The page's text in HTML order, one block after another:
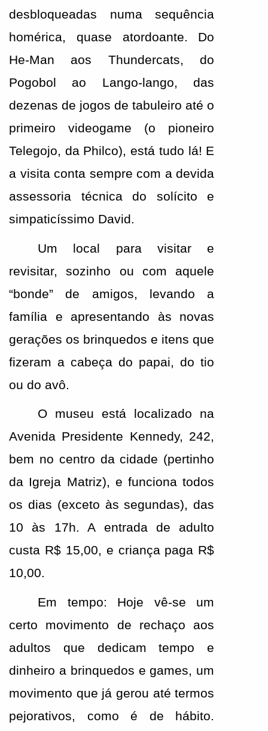
desbloqueadas numa sequência
homérica, quase atordoante. Do
He-Man aos Thundercats, do
Pogobol ao Lango-lango, das
dezenas de jogos de tabuleiro até o
primeiro videogame (o pioneiro
Telegojo, da Philco), está tudo lá! E
a visita conta sempre com a devida
assessoria técnica do solícito e
simpaticíssimo David.
Um local para visitar e
revisitar, sozinho ou com aquele
“bonde” de amigos, levando a
família e apresentando às novas
gerações os brinquedos e itens que
fizeram a cabeça do papai, do tio
ou do avô.
O museu está localizado na
Avenida Presidente Kennedy, 242,
bem no centro da cidade (pertinho
da Igreja Matriz), e funciona todos
os dias (exceto às segundas), das
10 às 17h. A entrada de adulto
custa R$ 15,00, e criança paga R$
10,00.
Em tempo: Hoje vê-se um
certo movimento de rechaço aos
adultos que dedicam tempo e
dinheiro a brinquedos e games, um
movimento que já gerou até termos
pejorativos, como é de hábito.